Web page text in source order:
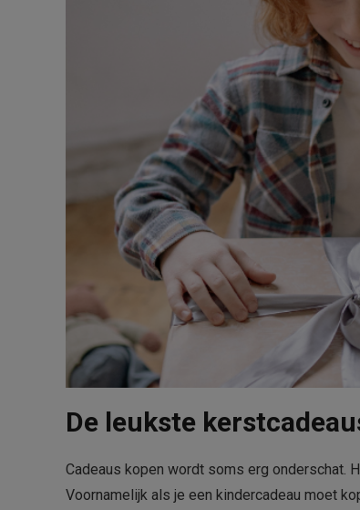
De leukste
Cadeaus kopen wordt soms erg onderschat.
Voornamelijk als je een kindercadeau moet